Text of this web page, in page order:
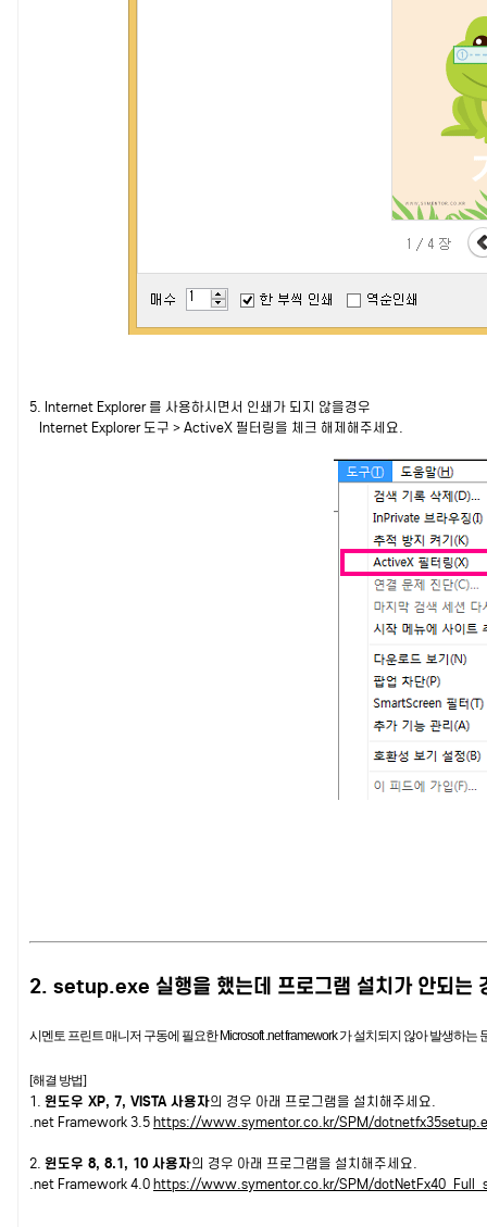
5. Internet Explorer 를 사용하시면서 인쇄가 되지 않을경우
Internet Explorer 도구 > ActiveX 필터링을 체크 해제해주세요.
2. setup.exe 실행을 했는데 프로그램 설치가 안되는
시멘토 프린트 매니저 구동에 필요한 Microsoft .net framework 가 설치되지 않아 발생하는
[해결 방법]
1. 윈도우 XP, 7, VISTA 사용자의 경우 아래 프로그램을 설치해주세요.
.net Framework 3.5 https://www.symentor.co.kr/SPM/
2. 윈도우 8, 8.1, 10 사용자의 경우 아래 프로그램을 설치해주세요.
.net Framework 4.0 https://www.symentor.co.kr/SPM/